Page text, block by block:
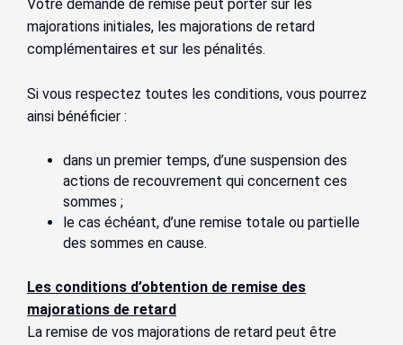
Votre demande de remise peut porter sur les
majorations initiales, les majorations de retard
complémentaires et sur les pénalités.
Si vous respectez toutes les conditions, vous pourrez
ainsi bénéficier :
dans un premier temps, d’une suspension des
actions de recouvrement qui concernent ces
sommes ;
le cas échéant, d’une remise totale ou partielle
des sommes en cause.
Les conditions d’obtention de remise des
majorations de retard
La remise de vos majorations de retard peut être